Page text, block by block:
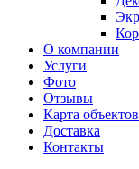
О компании
Услуги
Фото
Отзывы
Карта объектов
Доставка
Контакты